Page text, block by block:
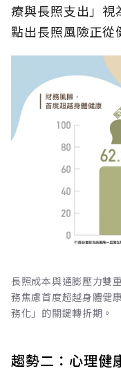
療與長照支出」視
點出長照風險正從
長照成本與通膨壓力雙
務焦慮首度超越身體健
務化」的關鍵轉折期。
趨勢二：心理健